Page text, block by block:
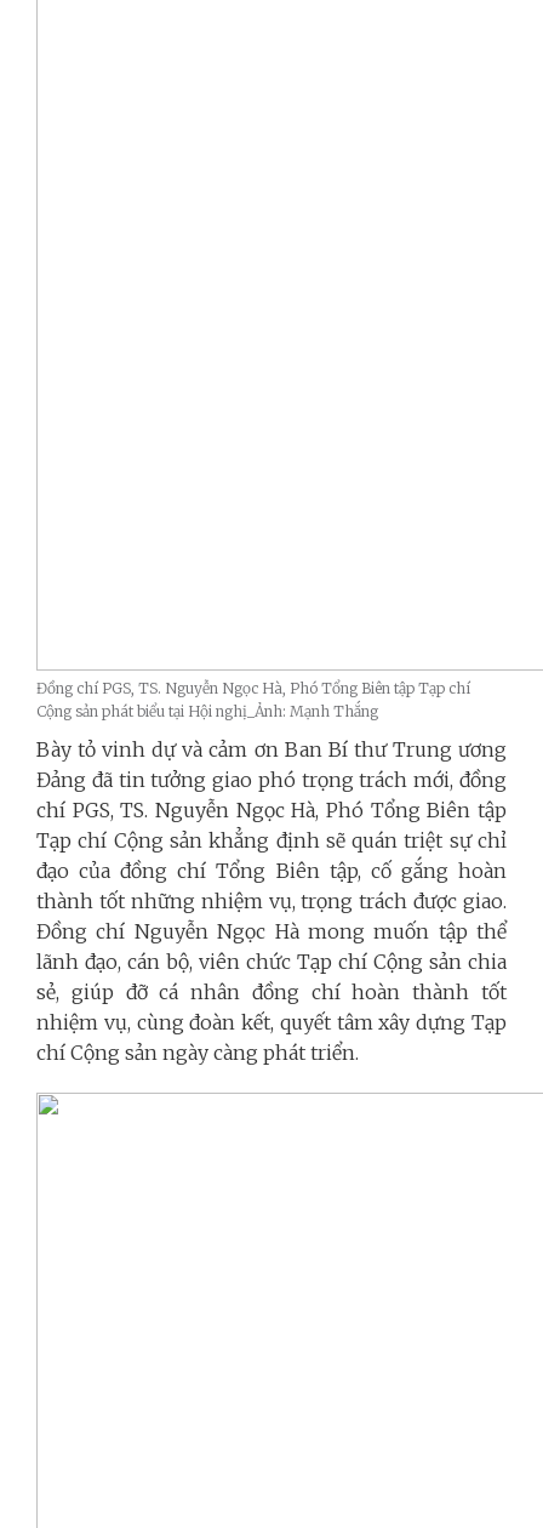
Đồng chí PGS, TS. Nguyễn Ngọc Hà, Phó Tổng Biên tập Tạp chí
Cộng sản phát biểu tại Hội nghị_Ảnh: Mạnh Thắng
Bày tỏ vinh dự và cảm ơn Ban Bí thư Trung ương
Đảng đã tin tưởng giao phó trọng trách mới, đồng
chí PGS, TS. Nguyễn Ngọc Hà, Phó Tổng Biên tập
Tạp chí Cộng sảnkhẳng định sẽquán triệt sự chỉ
đạo của đồng chí Tổng Biên tập, cố gắng hoàn
thành tốt những nhiệm vụ, trọng trách được giao.
Đồng chí Nguyễn Ngọc Hà mong muốn tập thể
lãnh đạo, cán bộ, viên chức Tạp chí Cộng sản chia
sẻ, giúp đỡ cá nhân đồng chí hoàn thành tốt
nhiệm vụ, cùng đoàn kết, quyết tâm xây dựng Tạp
chí Cộng sản ngày càng phát triển.